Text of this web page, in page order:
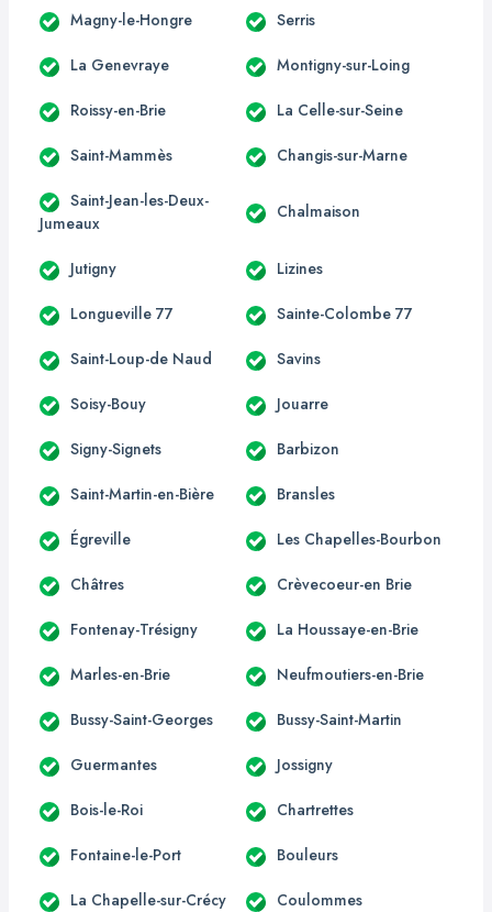
Magny-le-Hongre Serris
La Genevraye Montigny-sur-Loing
Roissy-en-Brie La Celle-sur-Seine
Saint-Mammès Changis-sur-Marne
Saint-Jean-les-Deux-
Jumeaux
Chalmaison
Jutigny Lizines
Longueville 77 Sainte-Colombe 77
Saint-Loup-de Naud Savins
Soisy-Bouy Jouarre
Signy-Signets Barbizon
Saint-Martin-en-Bière Bransles
Égreville Les Chapelles-Bourbon
Châtres Crèvecoeur-en Brie
Fontenay-Trésigny La Houssaye-en-Brie
Marles-en-Brie Neufmoutiers-en-Brie
Bussy-Saint-Georges Bussy-Saint-Martin
Guermantes Jossigny
Bois-le-Roi Chartrettes
Fontaine-le-Port Bouleurs
La Chapelle-sur-Crécy Coulommes